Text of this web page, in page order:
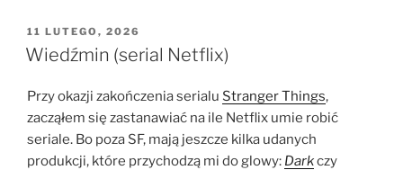
OPUBLIKOWANE
W
11 LUTEGO, 2026
Wiedźmin (serial Netflix)
Przy okazji zakończenia serialu Stranger Things,
zacząłem się zastanawiać na ile Netflix umie robić
seriale. Bo poza SF, mają jeszcze kilka udanych
produkcji, które przychodzą mi do glowy: Darkczy